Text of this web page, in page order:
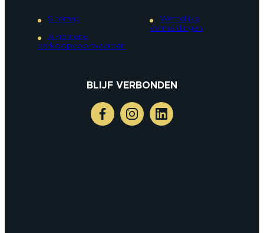
Sitemap
Algemene
verkoopvoorwaarden
Wettelijke
vermeldingen
BLIJF VERBONDEN